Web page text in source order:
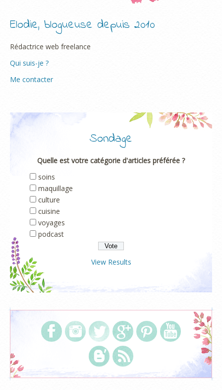
Elodie, blogueuse depuis 2010
Rédactrice web freelance
Qui suis-je ?
Me contacter
Sondage
Quelle est votre catégorie d'articles préférée ?
soins
maquillage
culture
cuisine
voyages
podcast
View Results